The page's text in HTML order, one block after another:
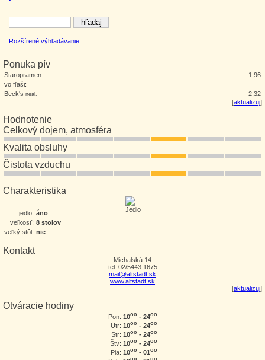
Rozšírené výhľadávanie
Ponuka pív
Staropramen
1,96
vo fľaši:
Beck's neal.
2,32
[aktualizuj]
Hodnotenie
Celkový dojem, atmosféra
Kvalita obsluhy
Čistota vzduchu
Charakteristika
jedlo: áno
veľkosť: 8 stolov
veľký stôl: nie
Kontakt
Michalská 14
tel: 02/5443 1675
mail@altstadt.sk
www.altstadt.sk
[aktualizuj]
Otváracie hodiny
Pon: 10oo - 24oo
Utr: 10oo - 24oo
Str: 10oo - 24oo
Štv: 10oo - 24oo
Pia: 10oo - 01oo
oo oo